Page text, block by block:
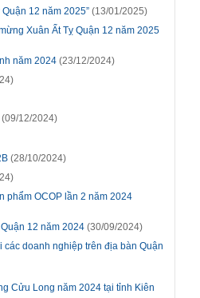
12 năm 2025” (13/01/2025)
Xuân Ất Tỵ Quận 12 năm 2025
năm 2024 (23/12/2024)
(09/12/2024)
(28/10/2024)
phẩm OCOP lần 2 năm 2024
12 năm 2024 (30/09/2024)
doanh nghiệp trên địa bàn Quận
Cửu Long năm 2024 tại tỉnh Kiên